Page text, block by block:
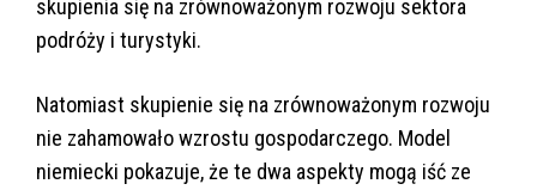
skupienia się na zrównoważonym rozwoju sektora
podróży i turystyki.
Natomiast skupienie się na zrównoważonym rozwoju
nie zahamowało wzrostu gospodarczego. Model
niemiecki pokazuje, że te dwa aspekty mogą iść ze